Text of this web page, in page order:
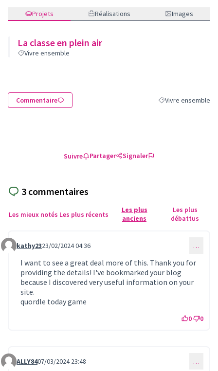
Projets Réalisations Images
La classe en plein air
Vivre ensemble
Commentaire Filtrer les résultats
Vivre ensemble
Suivre Partager Signaler
3 commentaires
Les mieux notés Les plus récents
Les plus
anciens
Les plus
débattus
Commentaire 797
kathy2323/02/2024 04:36 …
I want to see a great deal more of this. Thank you for
providing the details! I've bookmarked your blog
because I discovered very useful information on your
site.
quordle today game
0 0
Commentaire 808
ALLY8407/03/2024 23:48 …